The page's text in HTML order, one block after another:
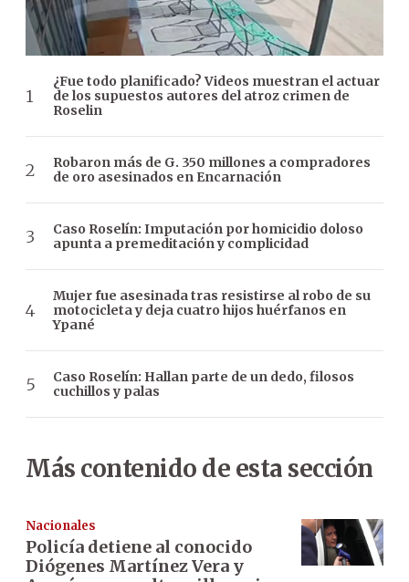
¿Fue todo planificado? Videos muestran el actuar
de los supuestos autores del atroz crimen de
Roselin
Robaron más de G. 350 millones a compradores
de oro asesinados en Encarnación
Caso Roselín: Imputación por homicidio doloso
apunta a premeditación y complicidad
Mujer fue asesinada tras resistirse al robo de su
motocicleta y deja cuatro hijos huérfanos en
Ypané
Caso Roselín: Hallan parte de un dedo, filosos
cuchillos y palas
Más contenido de esta sección
Nacionales
Policía detiene al conocido
Diógenes Martínez Vera y